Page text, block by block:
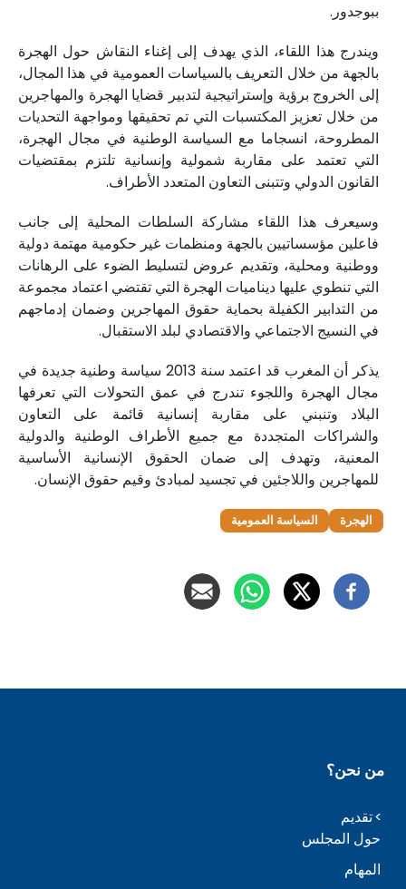
ببوجدور.
ويندرج هذا اللقاء، الذي يهدف إلى إغناء النقاش حول الهجرة
بالجهة من خلال التعريف بالسياسات العمومية في هذا المجال،
إلى الخروج برؤية وإستراتيجية لتدبير قضايا الهجرة والمهاجرين
من خلال تعزيز المكتسبات التي تم تحقيقها ومواجهة التحديات
المطروحة، انسجاما مع السياسة الوطنية في مجال الهجرة،
التي تعتمد على مقاربة شمولية وإنسانية تلتزم بمقتضيات
القانون الدولي وتتبنى التعاون المتعدد الأطراف.
وسيعرف هذا اللقاء مشاركة السلطات المحلية إلى جانب
فاعلين مؤسساتيين بالجهة ومنظمات غير حكومية مهتمة دولية
ووطنية ومحلية، وتقديم عروض لتسليط الضوء على الرهانات
التي تنطوي عليها ديناميات الهجرة التي تقتضي اعتماد مجموعة
من التدابير الكفيلة بحماية حقوق المهاجرين وضمان إدماجهم
في النسيج الاجتماعي والاقتصادي لبلد الاستقبال.
يذكر أن المغرب قد اعتمد سنة 2013 سياسة وطنية جديدة في
مجال الهجرة واللجوء تندرج في عمق التحولات التي تعرفها
البلاد وتنبني على مقاربة إنسانية قائمة على التعاون
والشراكات المتجددة مع جميع الأطراف الوطنية والدولية
المعنية، وتهدف إلى ضمان الحقوق الإنسانية الأساسية
للمهاجرين واللاجئين في تجسيد لمبادئ وقيم حقوق الإنسان.
الهجرة السياسة العمومية
من نحن؟
تقديم
حول المجلس
المهام